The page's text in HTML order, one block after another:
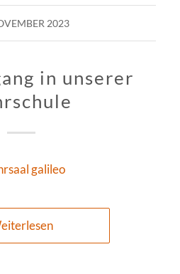
2023
in unserer